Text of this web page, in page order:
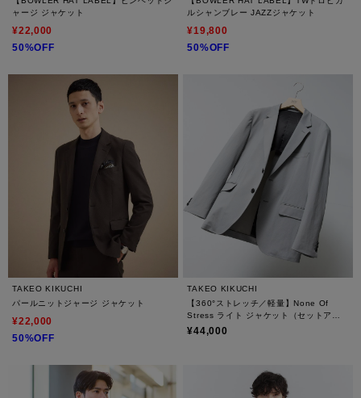
ャージ ジャケット
¥22,000
50%OFF
ルシャンブレー JAZZジャケット
¥19,800
50%OFF
TAKEO KIKUCHI
パールニットジャージ ジャケット
¥22,000
50%OFF
TAKEO KIKUCHI
【360°ストレッチ／軽量】None Of
Stress ライト ジャケット（セットアッ
プ対応）
¥44,000